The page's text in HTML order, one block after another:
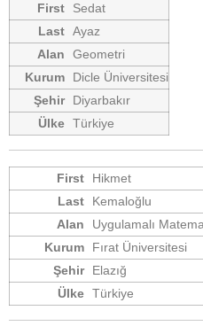
Sedat
Ayaz
Geometri
Dicle Üniversitesi
Diyarbakır
Türkiye
Hikmet
Kemaloğlu
Uygulamalı
Fırat Üniversitesi
Elazığ
Türkiye